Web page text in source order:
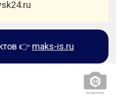
👉 maks-is.ru